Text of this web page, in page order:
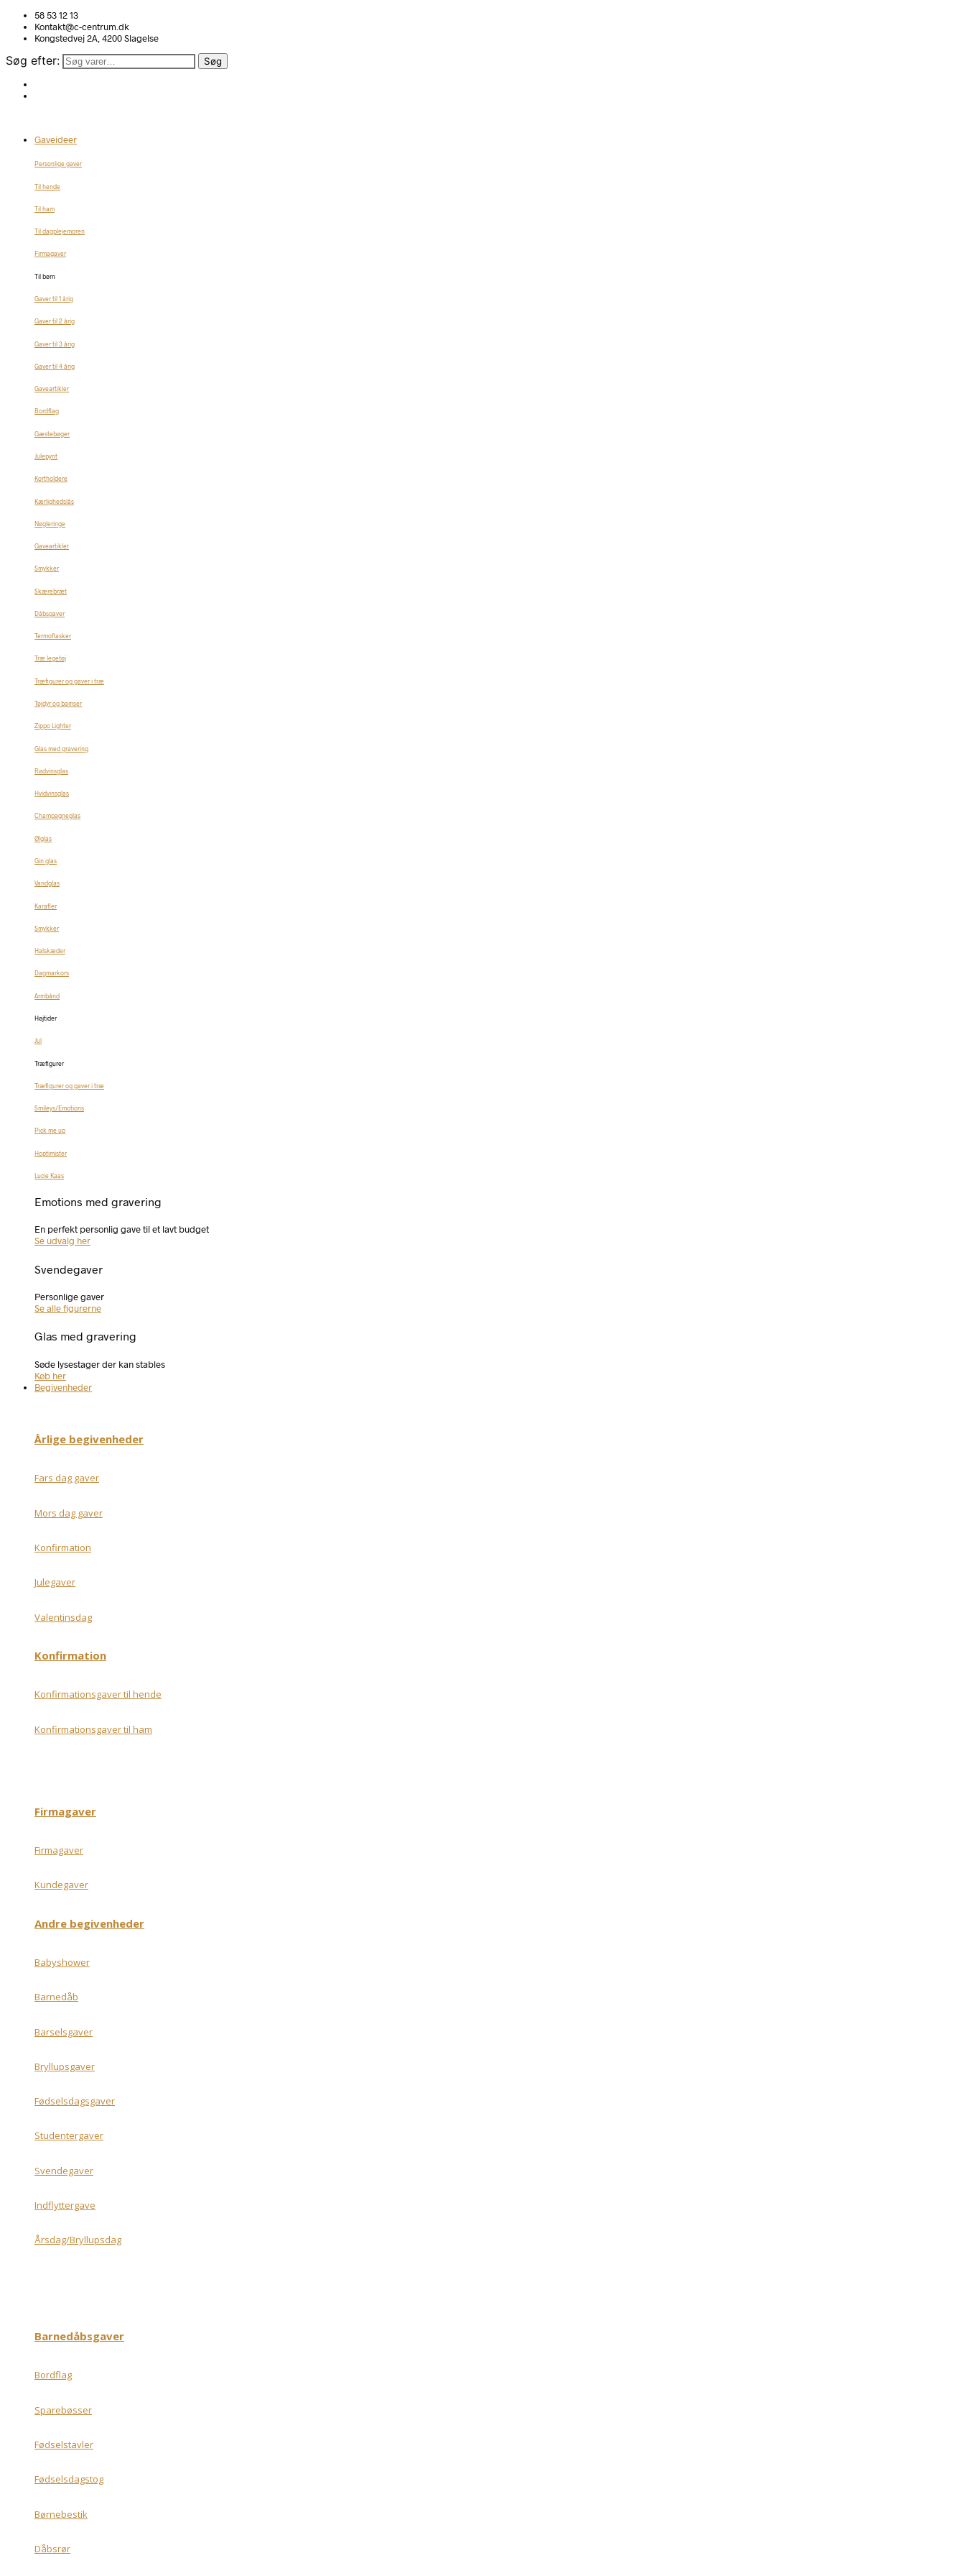
58 53 12 13
Kontakt@c-centrum.dk
Kongstedvej 2A, 4200 Slagelse
Søg efter: Søg
Gaveideer
Personlige gaver
Til hende
Til ham
Til dagplejemoren
Firmagaver
Til børn
Gaver til 1 årig
Gaver til 2 årig
Gaver til 3 årig
Gaver til 4 årig
Gaveartikler
Bordflag
Gæstebøger
Julepynt
Kortholdere
Kærlighedslås
Nøgleringe
Gaveartikler
Smykker
Skærebræt
Dåbsgaver
Termoflasker
Træ legetøj
Træfigurer og gaver i træ
Tøjdyr og bamser
Zippo Lighter
Glas med gravering
Rødvinsglas
Hvidvinsglas
Champagneglas
Ølglas
Gin glas
Vandglas
Karafler
Smykker
Halskæder
Dagmarkors
Armbånd
Højtider
Jul
Træfigurer
Træfigurer og gaver i træ
Smileys/Emotions
Pick me up
Hoptimister
Lucie Kaas
Emotions med gravering
En perfekt personlig gave til et lavt budget
Se udvalg her
Svendegaver
Personlige gaver
Se alle figurerne
Glas med gravering
Søde lysestager der kan stables
Køb her
Begivenheder
Årlige begivenheder
Fars dag gaver
Mors dag gaver
Konfirmation
Julegaver
Valentinsdag
Konfirmation
Konfirmationsgaver til hende
Konfirmationsgaver til ham
Firmagaver
Firmagaver
Kundegaver
Andre begivenheder
Babyshower
Barnedåb
Barselsgaver
Bryllupsgaver
Fødselsdagsgaver
Studentergaver
Svendegaver
Indflyttergave
Årsdag/Bryllupsdag
Barnedåbsgaver
Bordflag
Sparebøsser
Fødselstavler
Fødselsdagstog
Børnebestik
Dåbsrør